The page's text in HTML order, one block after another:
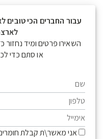
עבור החברים הכי טובים
השאירו פרטים ומיד נחזור
או סתם כדי
אני מאשר\ת קבלת